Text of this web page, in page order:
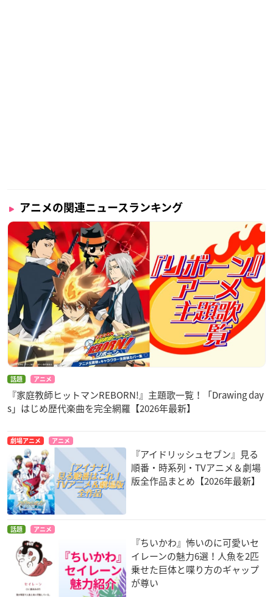
アニメの関連ニュースランキング
話題 アニメ
『家庭教師ヒットマンREBORN!』主題歌一覧！「Drawing day
s」はじめ歴代楽曲を完全網羅【2026年最新】
劇場アニメ アニメ
『アイドリッシュセブン』見る
順番・時系列・TVアニメ＆劇場
版全作品まとめ【2026年最新】
話題 アニメ
『ちいかわ』怖いのに可愛いセ
イレーンの魅力6選！人魚を2匹
乗せた巨体と喋り方のギャップ
が尊い